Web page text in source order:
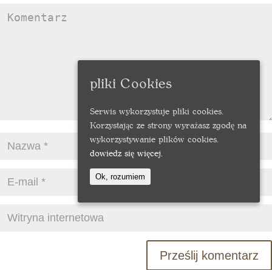
pliki Cookies
Serwis wykorzystuje pliki cookies.
Korzystając ze strony wyrażasz zgodę na
wykorzystywanie plików cookies.
dowiedz się więcej.
Ok, rozumiem